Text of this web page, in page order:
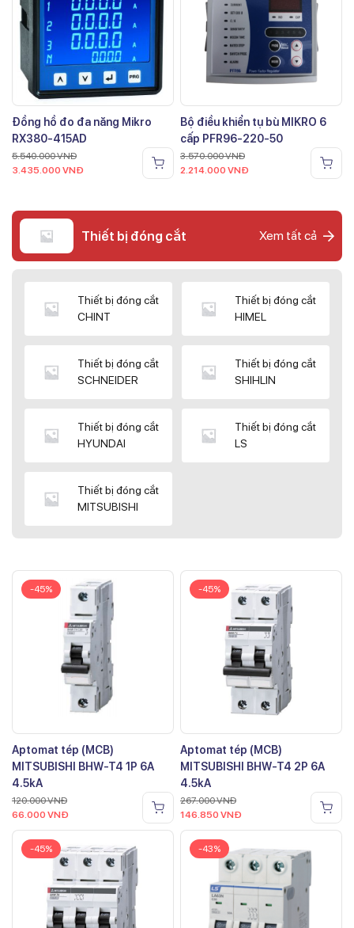
Đồng hồ đo đa năng Mikro
RX380-415AD
5.540.000VNĐ
3.435.000 VNĐ
Bộ điều khiển tụ bù MIKRO 6
cấp PFR96-220-50
3.570.000VNĐ
2.214.000 VNĐ
Thiết bị đóng cắt Xem tất cả
Thiết bị đóng cắt
CHINT
Thiết bị đóng cắt
HIMEL
Thiết bị đóng cắt
SCHNEIDER
Thiết bị đóng cắt
SHIHLIN
Thiết bị đóng cắt
HYUNDAI
Thiết bị đóng cắt
LS
Thiết bị đóng cắt
MITSUBISHI
-45%
Aptomat tép (MCB)
MITSUBISHI BHW-T4 1P 6A
4.5kA
120.000VNĐ
66.000 VNĐ
-45%
Aptomat tép (MCB)
MITSUBISHI BHW-T4 2P 6A
4.5kA
267.000VNĐ
146.850 VNĐ
-45% -43%